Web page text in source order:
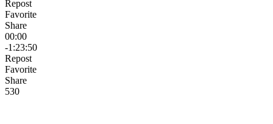
Repost
Favorite
Share
00:00
-1:23:50
Repost
Favorite
Share
530